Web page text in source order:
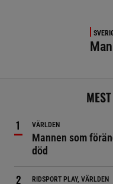
VÄRLDEN
Mannen som
död
RIDSPORT PLAY, VÄRLDEN